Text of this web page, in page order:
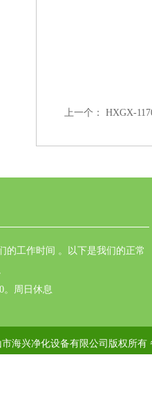
上一个： HXGX-
的工作时间 。以下是我们的正常
。周日休息
海兴净化设备有限公司版权所有